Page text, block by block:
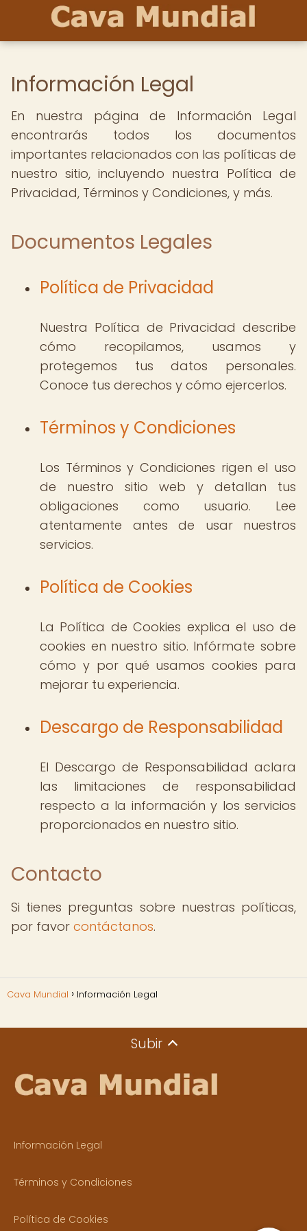
Información Legal
En nuestra página de Información Legal
encontrarás todos los documentos
importantes relacionados con las políticas de
nuestro sitio, incluyendo nuestra Política de
Privacidad, Términos y Condiciones, y más.
Documentos Legales
Política de Privacidad
Nuestra Política de Privacidad describe
cómo recopilamos, usamos y
protegemos tus datos personales.
Conoce tus derechos y cómo ejercerlos.
Términos y Condiciones
Los Términos y Condiciones rigen el uso
de nuestro sitio web y detallan tus
obligaciones como usuario. Lee
atentamente antes de usar nuestros
servicios.
Política de Cookies
La Política de Cookies explica el uso de
cookies en nuestro sitio. Infórmate sobre
cómo y por qué usamos cookies para
mejorar tu experiencia.
Descargo de Responsabilidad
El Descargo de Responsabilidad aclara
las limitaciones de responsabilidad
respecto a la información y los servicios
proporcionados en nuestro sitio.
Contacto
Si tienes preguntas sobre nuestras políticas,
por favor contáctanos.
Cava Mundial Información Legal
Subir
Información Legal
Términos y Condiciones
Política de Cookies